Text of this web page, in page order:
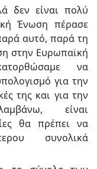
δεν είναι πολύ
Ένωση πέρασε
αυτό, παρά τη
στην Ευρωπαϊκή
να
για την
της και για την
είναι
θα πρέπει να
συνολικά